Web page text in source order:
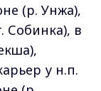
(р. Унжа),
Собинка), в
у н.п.